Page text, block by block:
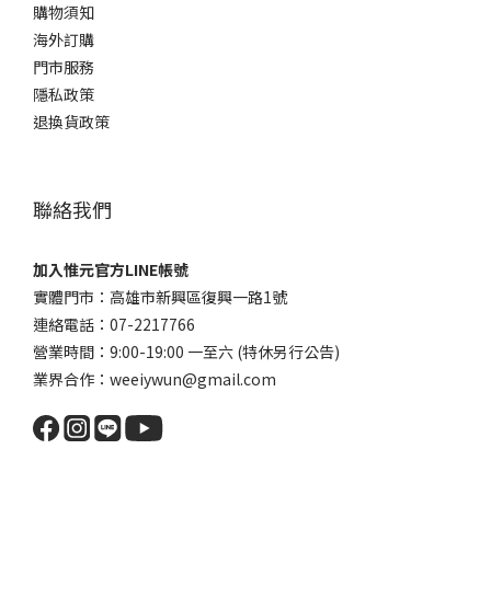
購物須知
海外訂購
門市服務
隱私政策
退換貨政策
聯絡我們
加入惟元官方LINE帳號
實體門市：高雄市新興區復興一路1號
連絡電話：07-2217766
營業時間：9:00-19:00 一至六 (特休另行公告)
業界合作：weeiywun@gmail.com